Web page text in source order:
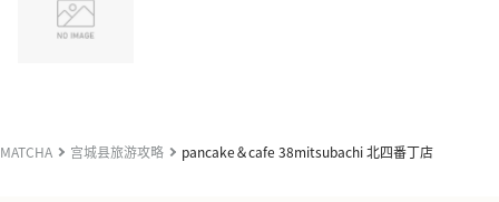
MATCHA 宫城县旅游攻略 pancake＆cafe 38mitsubachi 北四番丁店